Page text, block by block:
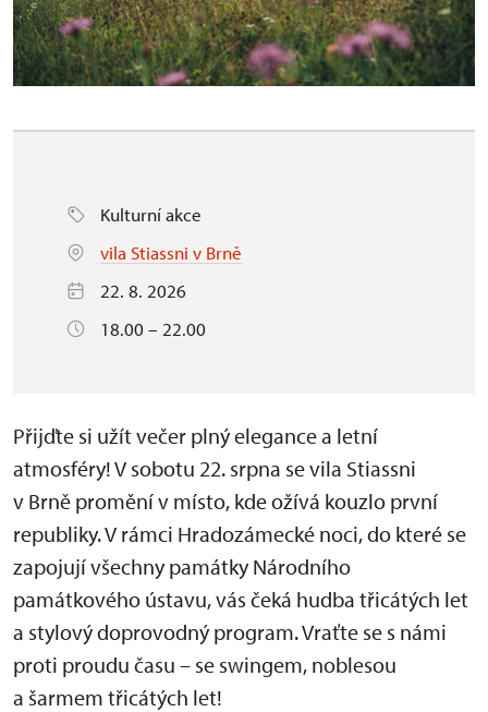
Kulturní akce
vila Stiassni v Brně
22. 8. 2026
18.00 – 22.00
Přijďte si užít večer plný elegance a letní
atmosféry! V sobotu 22. srpna se vila Stiassni
v Brně promění v místo, kde ožívá kouzlo první
republiky. V rámci Hradozámecké noci, do které se
zapojují všechny památky Národního
památkového ústavu, vás čeká hudba třicátých let
a stylový doprovodný program. Vraťte se s námi
proti proudu času – se swingem, noblesou
a šarmem třicátých let!